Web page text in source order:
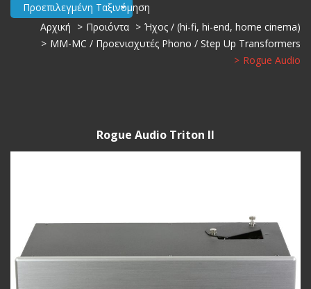
Προεπιλεγμένη Ταξινόμηση
Αρχική
Προιόντα
Ήχος / (hi-fi, hi-end, home cinema)
MM-MC / Προενισχυτές Phono / Step Up Transformers
Rogue Audio
Rogue Audio Triton II